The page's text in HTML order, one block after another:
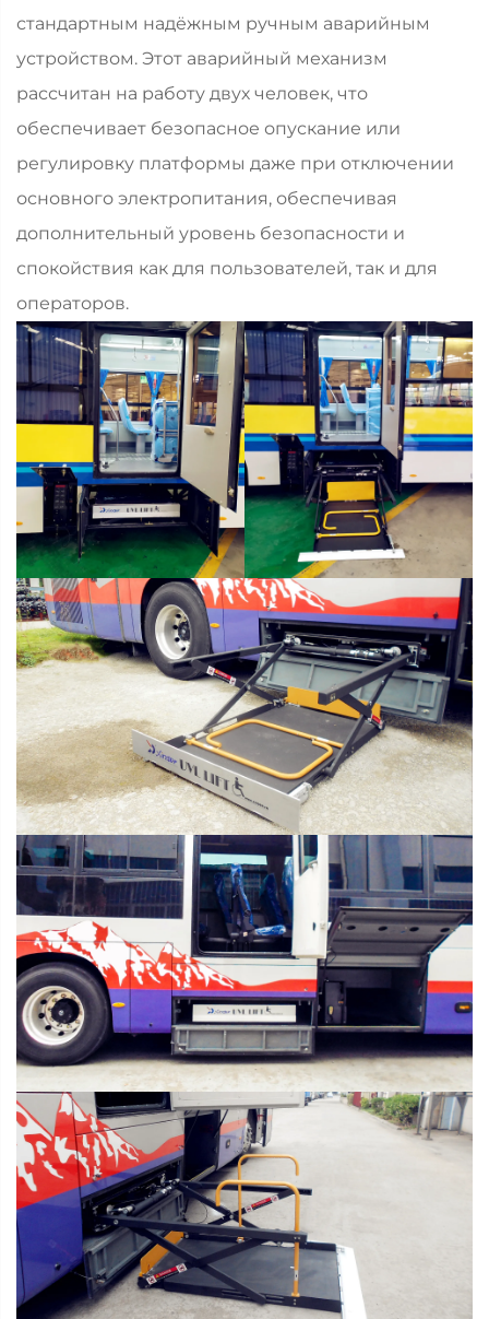
стандартным надёжным ручным аварийным
устройством. Этот аварийный механизм
рассчитан на работу двух человек, что
обеспечивает безопасное опускание или
регулировку платформы даже при отключении
основного электропитания, обеспечивая
дополнительный уровень безопасности и
спокойствия как для пользователей, так и для
операторов.